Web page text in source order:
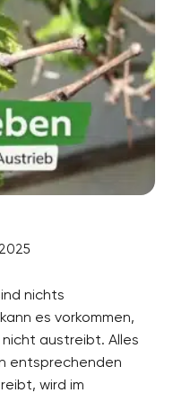
nichts
es vorkommen,
austreibt. Alles
entsprechenden
wird im